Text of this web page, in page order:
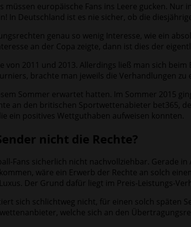
europäische Fans ins Leere gucken.
In Deutschland ist es nie sicher, ob die
genau so wenig Interesse, wie ein
an der Copa zeigte, dann ist dies der
2011 und 2013. Allerdings ließ man sich
brachte man jeweils die Verhandlungen zu
Sommer erwartet hatten. Im Sommer 2015
an den britischen Sportwettenabieter bet365,
ein positives Wettguthaben aufweisen konnten.
nicht die Rechte?
Fans sicherlich nicht nachvollziehbar. Gerade
wäre ein Erwerb der Rechte an solch
Der Grund dafür liegt im Preis-Leistungs-
sich schlichtweg nicht, für einen solch späten
welche sich an den